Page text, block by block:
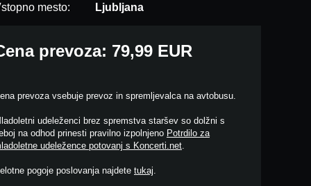
mesto:
Ljubljana
prevoza: 79,99 EUR
prevoza vsebuje prevoz in spremljevalca na avtobusu.
udeleženci brez spremstva staršev so dolžni s
na odhod prinesti pravilno izpolnjeno Potrdilo za
udeležence potovanj s Koncerti.net.
pogoje poslovanja najdete tukaj.